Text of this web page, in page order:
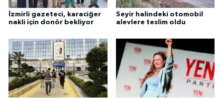
İzmirli gazeteci, karaciğer
nakli için donör bekliyor
Seyir halindeki otomobil
alevlere teslim oldu